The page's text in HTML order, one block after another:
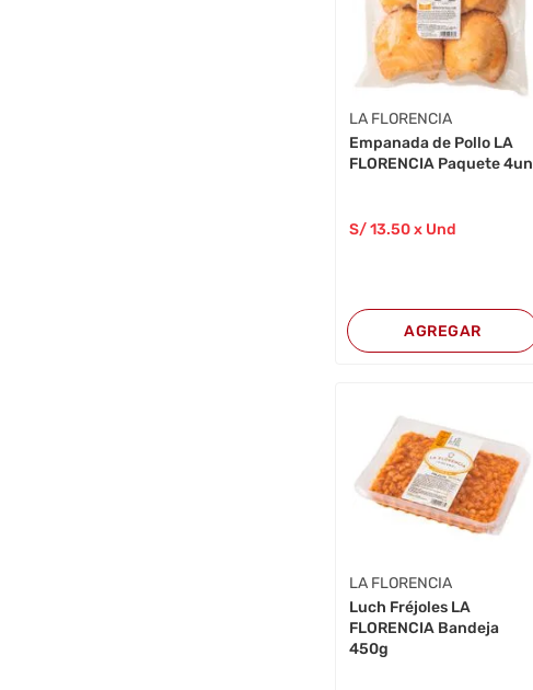
LA FLORENCIA
Empanada de Pollo LA
FLORENCIA Paquete 4un
S/13.50x Und
AGREGAR
LA FLORENCIA
Luch Fréjoles LA
FLORENCIA Bandeja
450g